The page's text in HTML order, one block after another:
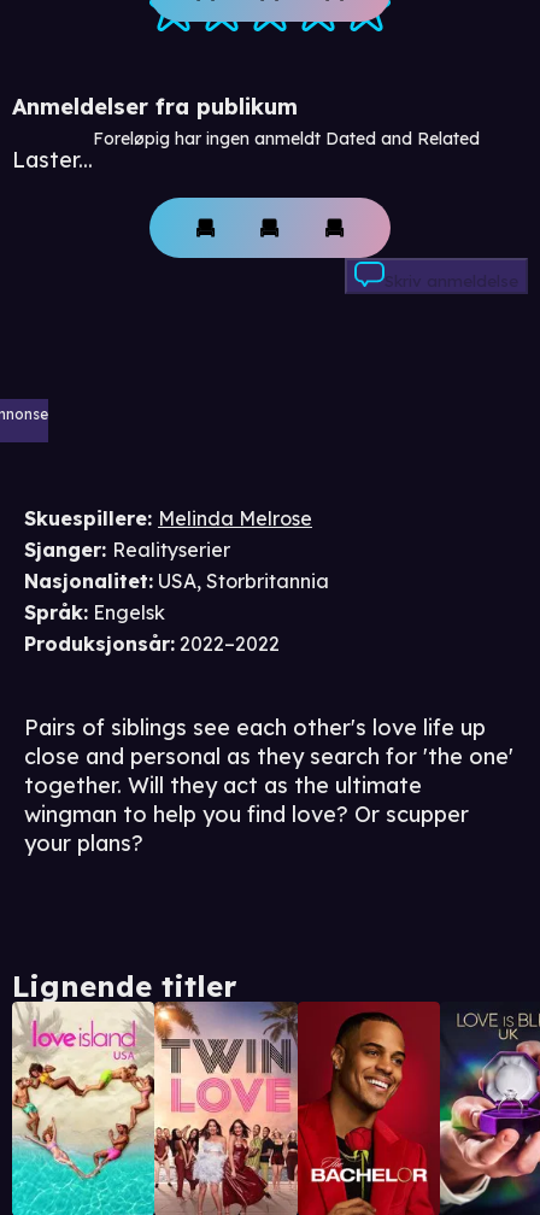
Anmeldelser fra publikum
Laster...
Foreløpig har ingen anmeldt Dated and Related
Skriv anmeldelse
Skuespillere: Melinda Melrose
Sjanger: Realityserier
Nasjonalitet: USA, Storbritannia
Språk: Engelsk
Produksjonsår: 2022–2022
Pairs of siblings see each other's love life up
close and personal as they search for 'the one'
together. Will they act as the ultimate
wingman to help you find love? Or scupper
your plans?
Lignende titler